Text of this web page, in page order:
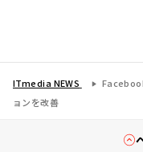
ITmedia NEWS
ョンを改善